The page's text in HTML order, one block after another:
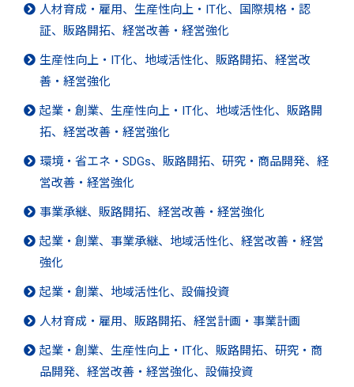
人材育成・雇用、生産性向上・IT化、国際規格・認
証、販路開拓、経営改善・経営強化
生産性向上・IT化、地域活性化、販路開拓、経営改
善・経営強化
起業・創業、生産性向上・IT化、地域活性化、販路開
拓、経営改善・経営強化
環境・省エネ・SDGs、販路開拓、研究・商品開発、経
営改善・経営強化
事業承継、販路開拓、経営改善・経営強化
起業・創業、事業承継、地域活性化、経営改善・経営
強化
起業・創業、地域活性化、設備投資
人材育成・雇用、販路開拓、経営計画・事業計画
起業・創業、生産性向上・IT化、販路開拓、研究・商
品開発、経営改善・経営強化、設備投資